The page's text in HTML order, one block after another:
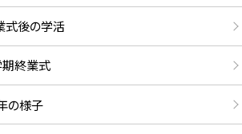
後の学活
終業式
の様子